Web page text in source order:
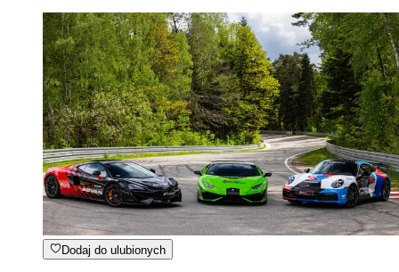
Dodaj do ulubionych